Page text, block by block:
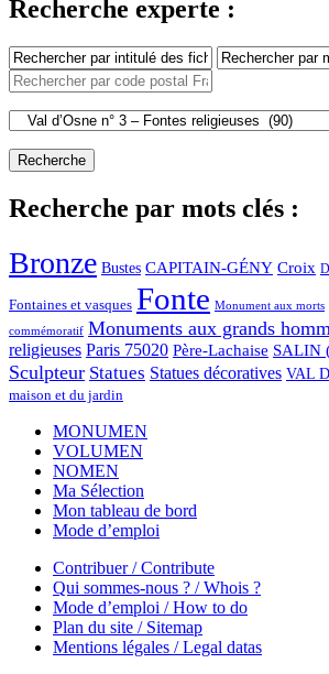
Recherche experte :
Recherche par mots clés :
Bronze Bustes CAPITAIN-GÉNY Croix
Fontaines et vasques Fonte Monument aux morts
commémoratif Monuments aux grands
religieuses Paris 75020 Père-Lachaise SALIN
Sculpteur Statues Statues décoratives VAL
maison et du jardin
MONUMEN
VOLUMEN
NOMEN
Ma Sélection
Mon tableau de bord
Mode d’emploi
Contribuer / Contribute
Qui sommes-nous ? / Whois ?
Mode d’emploi / How to do
Plan du site / Sitemap
Mentions légales / Legal datas